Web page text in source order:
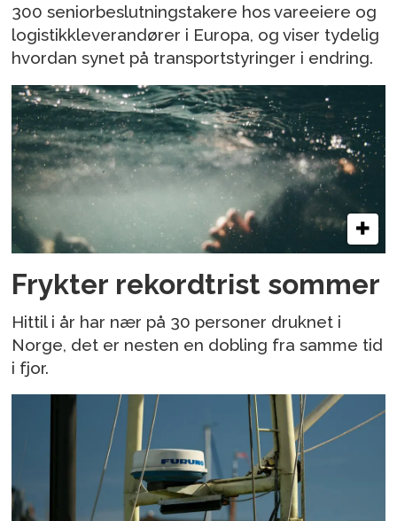
300 seniorbeslutningstakere hos vareeiere og
logistikkleverandører i Europa, og viser tydelig
hvordan synet på transportstyringer i endring.
Frykter rekordtrist sommer
Hittil i år har nær på 30 personer druknet i
Norge, det er nesten en dobling fra samme tid
i fjor.